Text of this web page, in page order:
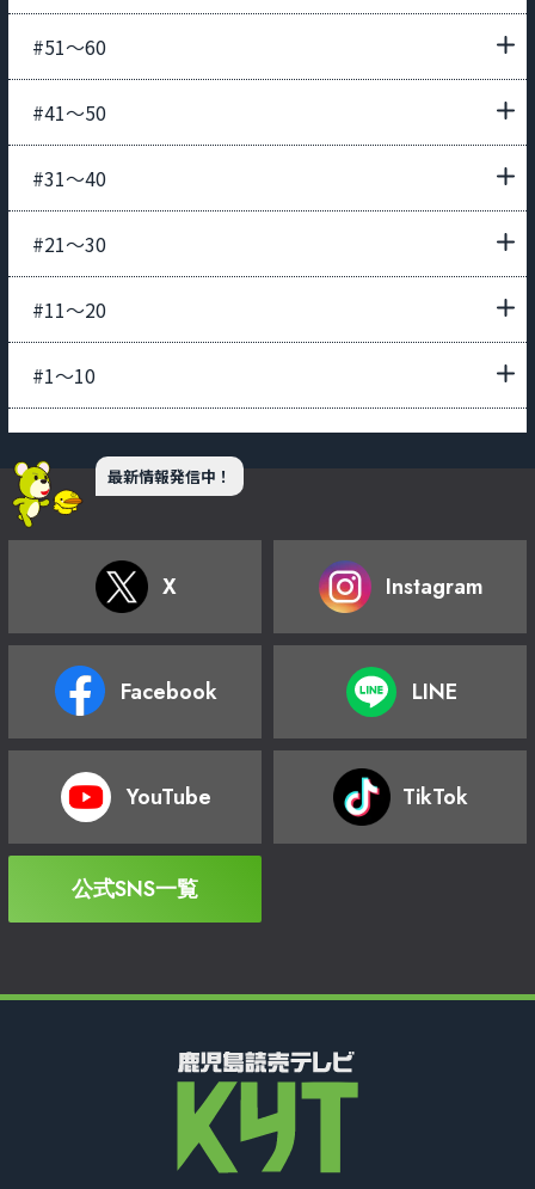
#51〜60
#41〜50
#31〜40
#21〜30
#11〜20
#1〜10
最新情報発信中！
X Instagram
Facebook LINE
YouTube TikTok
公式SNS一覧